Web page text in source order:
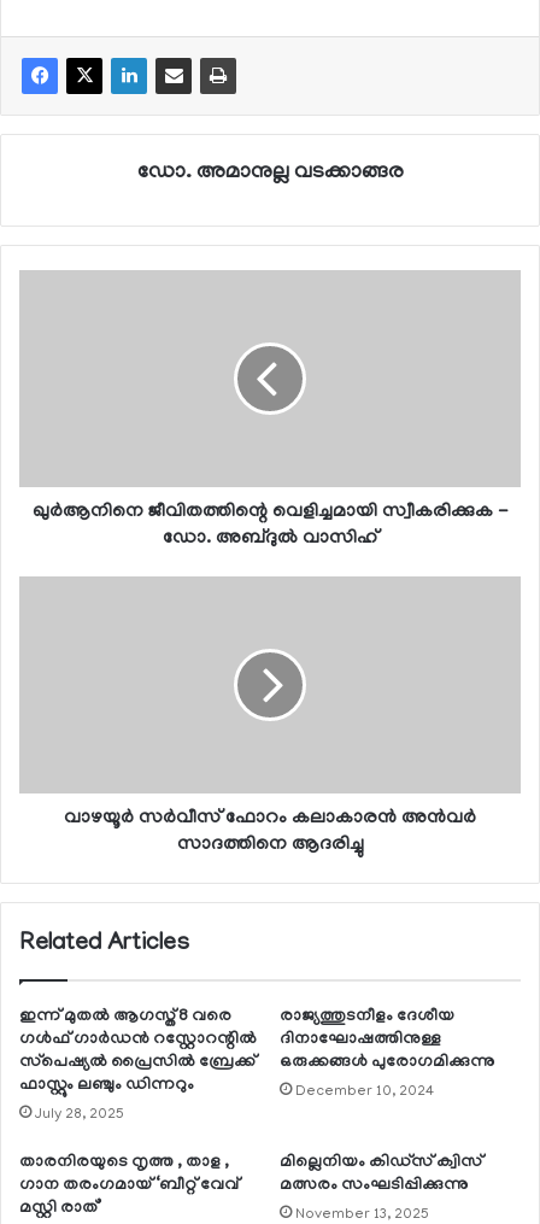
ഡോ. അമാനുല്ല വടക്കാങ്ങര
ഖുര്‍ആനിനെ ജീവിതത്തിന്റെ വെളിച്ചമായി സ്വീകരിക്കുക -
ഡോ. അബ്ദുല്‍ വാസിഹ്
വാഴയൂര്‍ സര്‍വീസ് ഫോറം കലാകാരന്‍ അന്‍വര്‍
സാദത്തിനെ ആദരിച്ചു
Related Articles
ഇന്ന് മുതല്‍ ആഗസ്ത് 8 വരെ
ഗള്‍ഫ് ഗാര്‍ഡന്‍ റസ്റ്റോറന്റില്‍
സ്‌പെഷ്യല്‍ പ്രൈസില്‍ ബ്രേക്ക്
ഫാസ്റ്റും ലഞ്ചും ഡിന്നറും
July 28, 2025
രാജ്യത്തുടനീളം ദേശീയ
ദിനാഘോഷത്തിനുള്ള
ഒരുക്കങ്ങള്‍ പുരോഗമിക്കുന്നു
December 10, 2024
താരനിരയുടെ നൃത്ത , താള ,
ഗാന തരംഗമായ് ‘ബീറ്റ് വേവ്
മസ്റ്റി രാത്’
മില്ലെനിയം കിഡ്സ് ക്വിസ്
മത്സരം സംഘടിപ്പിക്കുന്നു
November 13, 2025